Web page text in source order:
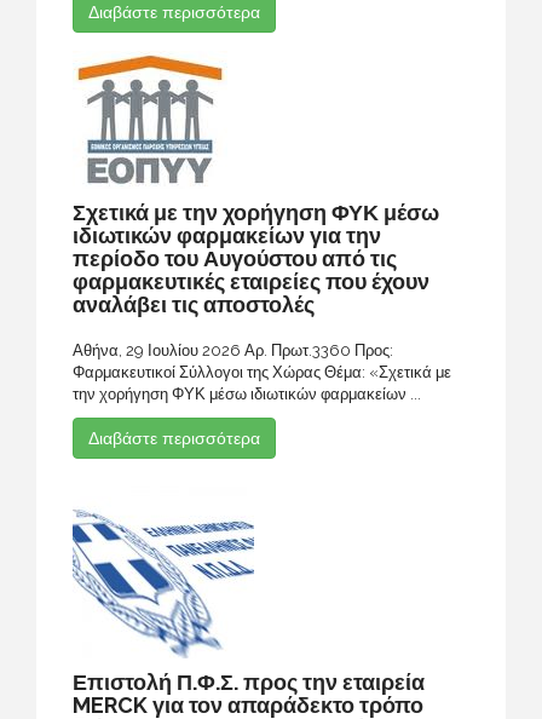
Διαβάστε περισσότερα
Σχετικά με την χορήγηση ΦΥΚ μέσω
ιδιωτικών φαρμακείων για την
περίοδο του Αυγούστου από τις
φαρμακευτικές εταιρείες που έχουν
αναλάβει τις αποστολές
Αθήνα, 29 Ιουλίου 2026 Αρ. Πρωτ.3360 Προς:
Φαρμακευτικοί Σύλλογοι της Χώρας Θέμα: «Σχετικά με
την χορήγηση ΦΥΚ μέσω ιδιωτικών φαρμακείων ...
Διαβάστε περισσότερα
Επιστολή Π.Φ.Σ. προς την εταιρεία
MERCK για τον απαράδεκτο τρόπο